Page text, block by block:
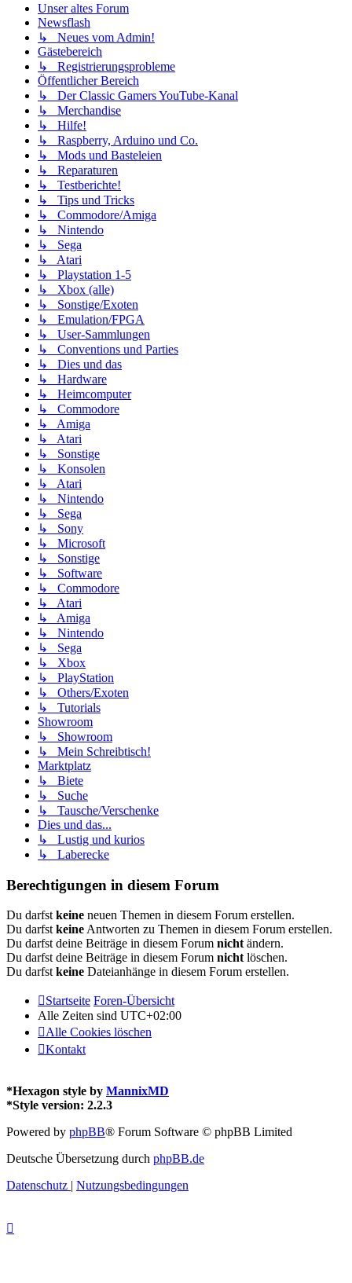
Unser altes Forum
Newsflash
↳ Neues vom Admin!
Gästebereich
↳ Registrierungsprobleme
Öffentlicher Bereich
↳ Der Classic Gamers YouTube-Kanal
↳ Merchandise
↳ Hilfe!
↳ Raspberry, Arduino und Co.
↳ Mods und Basteleien
↳ Reparaturen
↳ Testberichte!
↳ Tips und Tricks
↳ Commodore/Amiga
↳ Nintendo
↳ Sega
↳ Atari
↳ Playstation 1-5
↳ Xbox (alle)
↳ Sonstige/Exoten
↳ Emulation/FPGA
↳ User-Sammlungen
↳ Conventions und Parties
↳ Dies und das
↳ Hardware
↳ Heimcomputer
↳ Commodore
↳ Amiga
↳ Atari
↳ Sonstige
↳ Konsolen
↳ Atari
↳ Nintendo
↳ Sega
↳ Sony
↳ Microsoft
↳ Sonstige
↳ Software
↳ Commodore
↳ Atari
↳ Amiga
↳ Nintendo
↳ Sega
↳ Xbox
↳ PlayStation
↳ Others/Exoten
↳ Tutorials
Showroom
↳ Showroom
↳ Mein Schreibtisch!
Marktplatz
↳ Biete
↳ Suche
↳ Tausche/Verschenke
Dies und das...
↳ Lustig und kurios
↳ Laberecke
Berechtigungen in diesem Forum
Du darfst keine neuen Themen in diesem Forum erstellen.
Du darfst keine Antworten zu Themen in diesem Forum erstellen.
Du darfst deine Beiträge in diesem Forum nicht ändern.
Du darfst deine Beiträge in diesem Forum nicht löschen.
Du darfst keine Dateianhänge in diesem Forum erstellen.
Startseite Foren-Übersicht
Alle Zeiten sind UTC+02:00
Alle Cookies löschen
Kontakt
*Hexagon style by MannixMD
*Style version: 2.2.3
Powered by phpBB® Forum Software © phpBB Limited
Deutsche Übersetzung durch phpBB.de
Datenschutz | Nutzungsbedingungen